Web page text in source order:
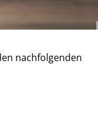
nachfolgenden